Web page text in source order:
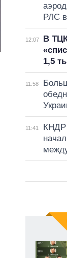
РЛС
12:07
В
1,5
11:58
11:41
КНДР